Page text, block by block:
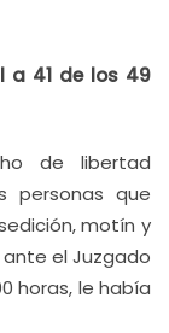
a 41 de los 49
de libertad
personas que
motín y
el Juzgado
horas, le había